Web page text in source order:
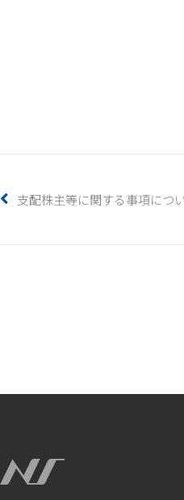
支配株主等に関する事項につ